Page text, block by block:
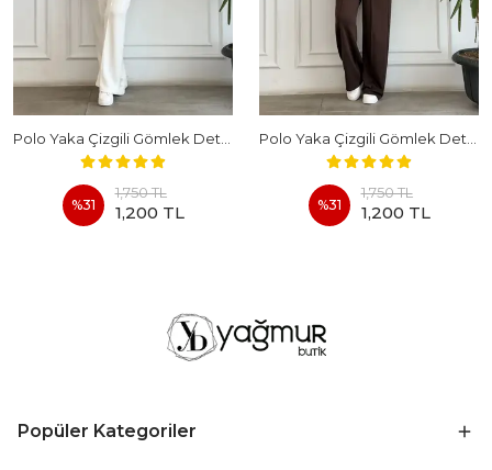
%31
1,750 TL
1,200 TL %31
1,750 TL
1,200 TL
Popüler Kategoriler